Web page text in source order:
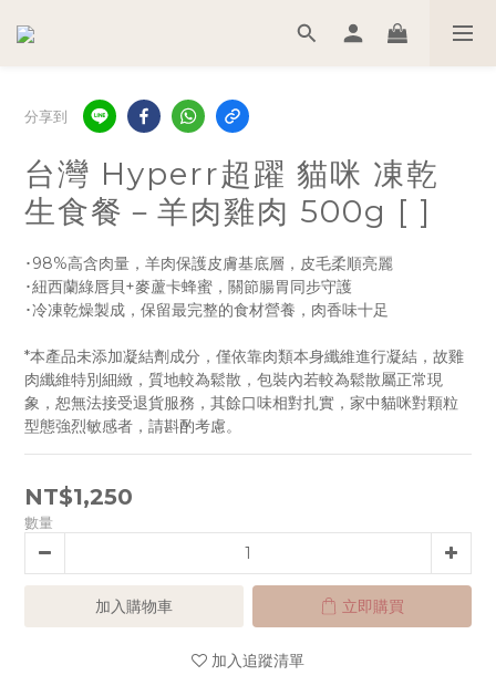
分享到
台灣 Hyperr超躍 貓咪 凍乾
生食餐－羊肉雞肉 500g [ ]
･98%高含肉量，羊肉保護皮膚基底層，皮毛柔順亮麗
･紐西蘭綠唇貝+麥蘆卡蜂蜜，關節腸胃同步守護
･冷凍乾燥製成，保留最完整的食材營養，肉香味十足
*本產品未添加凝結劑成分，僅依靠肉類本身纖維進行凝結，故雞
肉纖維特別細緻，質地較為鬆散，包裝內若較為鬆散屬正常現
象，恕無法接受退貨服務，其餘口味相對扎實，家中貓咪對顆粒
型態強烈敏感者，請斟酌考慮。
NT$1,250
數量
加入購物車 立即購買
加入追蹤清單